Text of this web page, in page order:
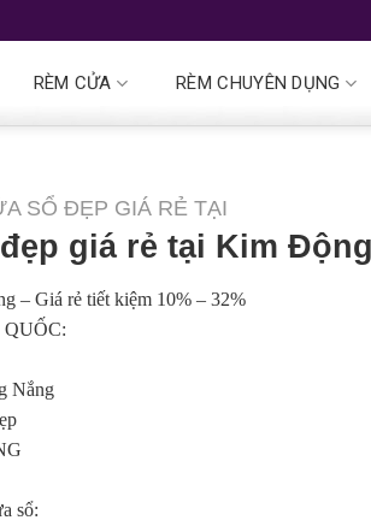
RÈM CỬA RÈM CHUYÊN DỤNG
SỔ ĐẸP GIÁ RẺ TẠI
giá rẻ tại Kim Động
– Giá rẻ tiết kiệm 10% – 32%
Nắng
sổ: